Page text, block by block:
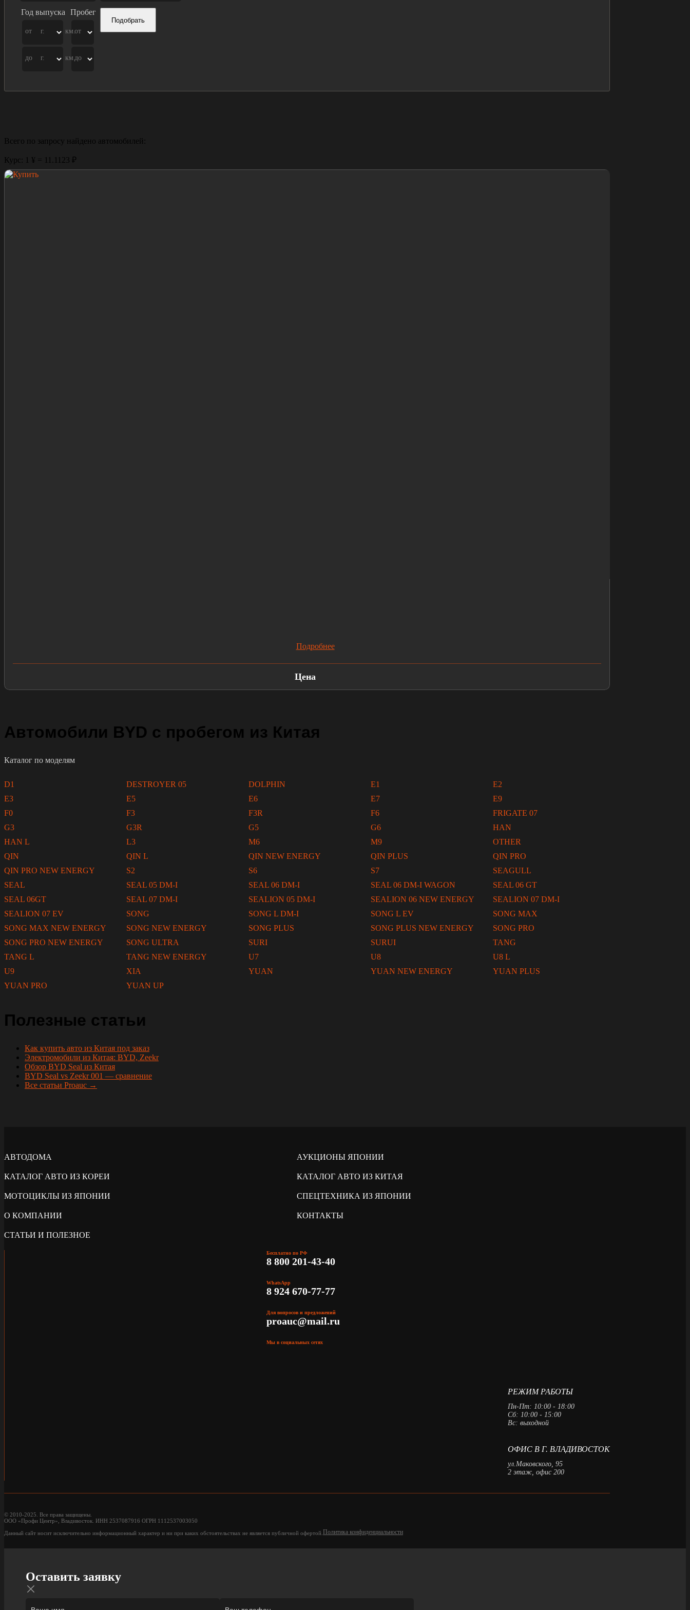
Год выпуска
от г.
до г.
Пробег
от
км.
до
км.
Подобрать
Всего по запросу найдено автомобилей:
Курс: 1 ¥ = 11.1123 ₽
Подробнее
Цена
Автомобили BYD с пробегом из Китая
Каталог по моделям
D1 DESTROYER 05 DOLPHIN E1
E2
E3
E5 E6 E7
E9
F0
F3 F3R F6
FRIGATE 07
G3
G3R G5 G6
HAN
HAN L
L3 M6 M9
OTHER
QIN
QIN L QIN NEW ENERGY QIN PLUS
QIN PRO
QIN PRO NEW ENERGY
S2 S6 S7
SEAGULL
SEAL
SEAL 05 DM-I SEAL 06 DM-I SEAL 06 DM-I WAGON
SEAL 06 GT
SEAL 06GT
SEAL 07 DM-I SEALION 05 DM-I SEALION 06 NEW ENERGY
SEALION 07 DM-I
SEALION 07 EV
SONG SONG L DM-I SONG L EV
SONG MAX
SONG MAX NEW ENERGY
SONG NEW ENERGY SONG PLUS SONG PLUS NEW ENERGY
SONG PRO
SONG PRO NEW ENERGY
SONG ULTRA SURI SURUI
TANG
TANG L
TANG NEW ENERGY U7 U8
U8 L
U9
XIA YUAN YUAN NEW ENERGY
YUAN PLUS
YUAN PRO
YUAN UP
Полезные статьи
Как купить авто из Китая под заказ
Электромобили из Китая: BYD, Zeekr
Обзор BYD Seal из Китая
BYD Seal vs Zeekr 001 — сравнение
Все статьи Proauc →
АВТОДОМА АУКЦИОНЫ ЯПОНИИ
КАТАЛОГ АВТО ИЗ КОРЕИ КАТАЛОГ АВТО ИЗ КИТАЯ
МОТОЦИКЛЫ ИЗ ЯПОНИИ СПЕЦТЕХНИКА ИЗ ЯПОНИИ
О КОМПАНИИ КОНТАКТЫ
СТАТЬИ И ПОЛЕЗНОЕ
Бесплатно по РФ
8 800 201-43-40
WhatsApp
8 924 670-77-77
Для вопросов и предложений
proauc@mail.ru
Мы в социальных сетях
РЕЖИМ РАБОТЫ
Пн-Пт: 10:00 - 18:00
Сб: 10:00 - 15:00
Вс: выходной
ОФИС В Г. ВЛАДИВОСТОК
ул.Маковского, 95
2 этаж, офис 200
© 2010-2025. Все права защищены.
ООО «Профи Центр», Владивосток. ИНН 2537087916 ОГРН 1112537003050
Данный сайт носит исключительно информационный характер и ни при каких обстоятельствах не является публичной офертой. Политика конфиденциальности
Оставить заявку